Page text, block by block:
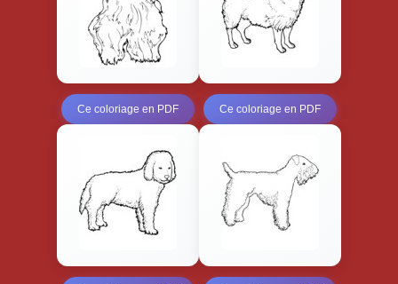
Ce coloriage en PDF Ce coloriage en PDF